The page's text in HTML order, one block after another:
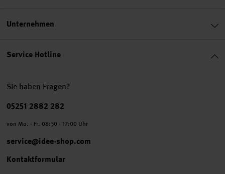
Service Hotline
Sie haben Fragen?
Telefonnummer
05251 2882 282
von Mo. - Fr. 08:30 - 17:00 Uhr
service@idee-shop.com
Kontaktformular
Unternehmen